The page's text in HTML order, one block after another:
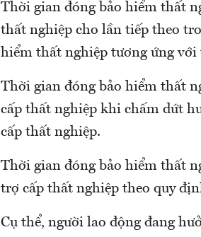
Thời gian đóng bảo hiểm thất
thất nghiệp cho lần tiếp theo
hiểm thất nghiệp tương ứng
Thời gian đóng bảo hiểm thất
cấp thất nghiệp khi chấm dứt
cấp thất nghiệp.
Thời gian đóng bảo hiểm thất
trợ cấp thất nghiệp theo quy
Cụ thể, người lao động đang